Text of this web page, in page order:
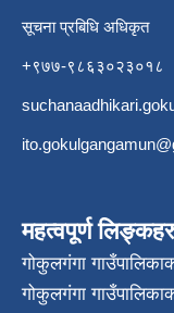
सूचना प्रबिधि अधिकृत
+९७७-९८६३०२३०१८
महत्वपूर्ण
गोकुलगंगा
गोकुलगंगा